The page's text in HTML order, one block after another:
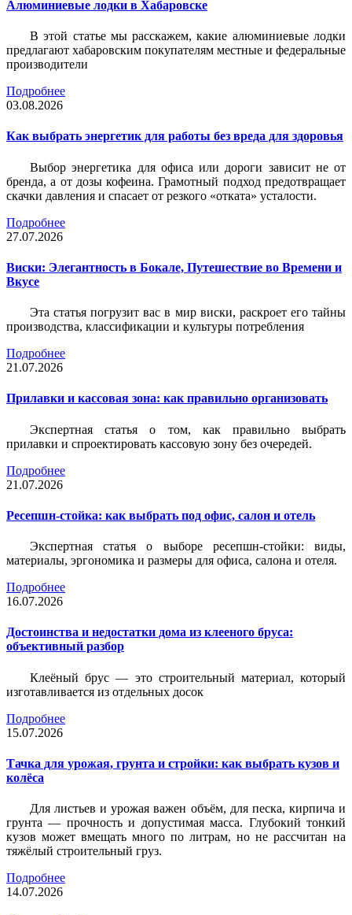
Алюминиевые лодки в Хабаровске
В этой статье мы расскажем, какие алюминиевые лодки
предлагают хабаровским покупателям местные и федеральные
производители
Подробнее
03.08.2026
Как выбрать энергетик для работы без вреда для здоровья
Выбор энергетика для офиса или дороги зависит не от
бренда, а от дозы кофеина. Грамотный подход предотвращает
скачки давления и спасает от резкого «отката» усталости.
Подробнее
27.07.2026
Виски: Элегантность в Бокале, Путешествие во Времени и
Вкусе
Эта статья погрузит вас в мир виски, раскроет его тайны
производства, классификации и культуры потребления
Подробнее
21.07.2026
Прилавки и кассовая зона: как правильно организовать
Экспертная статья о том, как правильно выбрать
прилавки и спроектировать кассовую зону без очередей.
Подробнее
21.07.2026
Ресепшн-стойка: как выбрать под офис, салон и отель
Экспертная статья о выборе ресепшн-стойки: виды,
материалы, эргономика и размеры для офиса, салона и отеля.
Подробнее
16.07.2026
Достоинства и недостатки дома из клееного бруса:
объективный разбор
Клеёный брус — это строительный материал, который
изготавливается из отдельных досок
Подробнее
15.07.2026
Тачка для урожая, грунта и стройки: как выбрать кузов и
колёса
Для листьев и урожая важен объём, для песка, кирпича и
грунта — прочность и допустимая масса. Глубокий тонкий
кузов может вмещать много по литрам, но не рассчитан на
тяжёлый строительный груз.
Подробнее
14.07.2026